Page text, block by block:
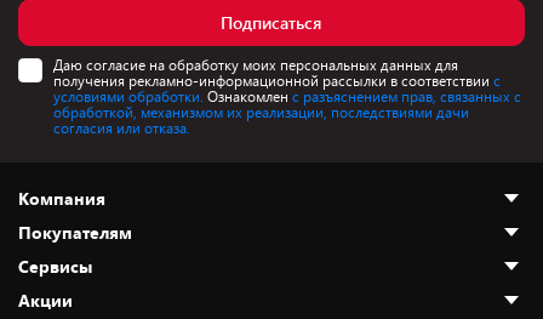
Подписаться
Даю согласие на обработку моих персональных данных для
получения рекламно-информационной рассылки в соответствии с
условиями обработки. Ознакомлен с разъяснением прав, связанных с
обработкой, механизмом их реализации, последствиями дачи
согласия или отказа.
Компания
О нас
Адреса магазинов
Покупателям
Как сделать заказ
Сервисы
Акции